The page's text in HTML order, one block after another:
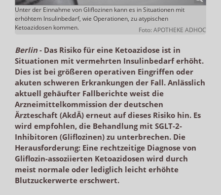
Unter der Einnahme von Gliflozinen kann es in Situationen mit
erhöhtem Insulinbedarf, wie Operationen, zu atypischen
Ketoazidosen kommen.
Foto: APOTHEKE ADHOC
Berlin- Das Risiko für eine Ketoazidose ist in
Situationen mit vermehrten Insulinbedarf erhöht.
Dies ist bei größeren operativen Eingriffen oder
akuten schweren Erkrankungen der Fall. Anlässlich
aktuell gehäufter Fallberichte weist die
Arzneimittelkommission der deutschen
Ärzteschaft (AkdÄ) erneut auf dieses Risiko hin. Es
wird empfohlen, die Behandlung mit SGLT-2-
Inhibitoren (Gliflozinen) zu unterbrechen. Die
Herausforderung: Eine rechtzeitige Diagnose von
Gliflozin-assoziierten Ketoazidosen wird durch
meist normale oder lediglich leicht erhöhte
Blutzuckerwerte erschwert.